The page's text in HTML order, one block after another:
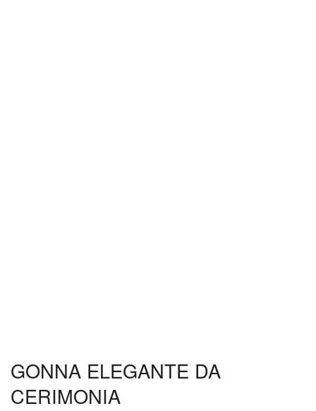
GONNA ELEGANTE DA
CERIMONIA